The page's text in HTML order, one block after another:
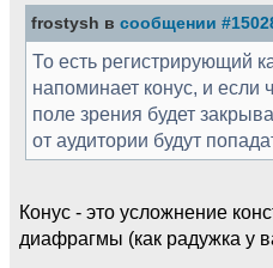
frostysh в сообщении
То есть регистрирующий
напоминает конус, и если
поле зрения будет
от аудитории будут
Конус - это усложнение
диафрагмы (как радужка у